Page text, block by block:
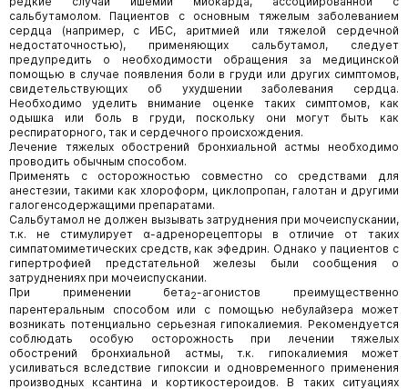
сальбутамолом. Пациентов с основным тяжелым заболеванием
сердца (например, с ИБС, аритмией или тяжелой сердечной
недостаточностью), применяющих сальбутамол, следует
предупредить о необходимости обращения за медицинской
помощью в случае появления боли в груди или других симптомов,
свидетельствующих об ухудшении заболевания сердца.
Необходимо уделить внимание оценке таких симптомов, как
одышка или боль в груди, поскольку они могут быть как
респираторного, так и сердечного происхождения.
Лечение тяжелых обострений бронхиальной астмы необходимо
проводить обычным способом.
Применять с осторожностью совместно со средствами для
анестезии, такими как хлороформ, циклопропан, галотан и другими
галогенсодержащими препаратами.
Сальбутамол не должен вызывать затруднения при мочеиспускании,
т.к. не стимулирует α-адренорецепторы в отличие от таких
симпатомиметических средств, как эфедрин. Однако у пациентов с
гипертрофией предстательной железы были сообщения о
затруднениях при мочеиспускании.
При применении бета2-агонистов преимущественно
парентеральным способом или с помощью небулайзера может
возникать потенциально серьезная гипокалиемия. Рекомендуется
соблюдать особую осторожность при лечении тяжелых
обострений бронхиальной астмы, т.к. гипокалиемия может
усиливаться вследствие гипоксии и одновременного применения
производных ксантина и кортикостероидов. В таких ситуациях